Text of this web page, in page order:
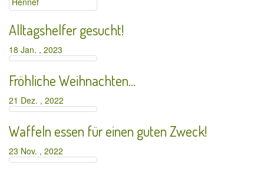
Alltagshelfer gesucht!
18 Jan. , 2023
Fröhliche Weihnachten…
21 Dez. , 2022
Waffeln essen für einen guten Zweck!
23 Nov. , 2022